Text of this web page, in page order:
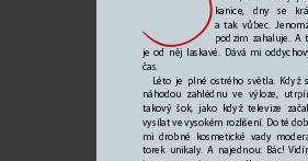
J kanice, dny se
a tak vůbec.
podzim zahaluje. A
je od něj laskavé. Dává mi oddy
čas.
Léto je plné ostrého světla. Když
náhodou zahlédnu ve výloze,
takový šok, jako když televize
vysílat ve vysokém rozlišení. Do té dob
mi drobné kosmetické vady
torek unikaly. A najednou: Bác!